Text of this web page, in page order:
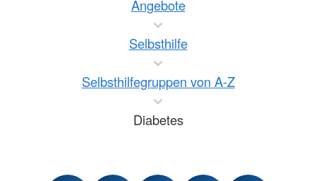
Angebote
Selbsthilfe
Selbsthilfegruppen von A-Z
Diabetes